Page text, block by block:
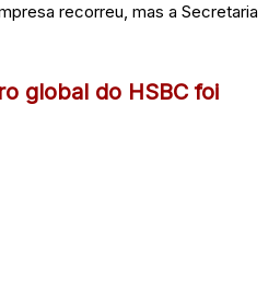
recorreu, mas a Secretaria
global do HSBC foi